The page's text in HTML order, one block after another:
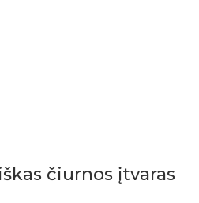
čiurnos įtvaras